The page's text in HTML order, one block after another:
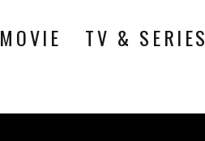
MOVIE TV & SERIES